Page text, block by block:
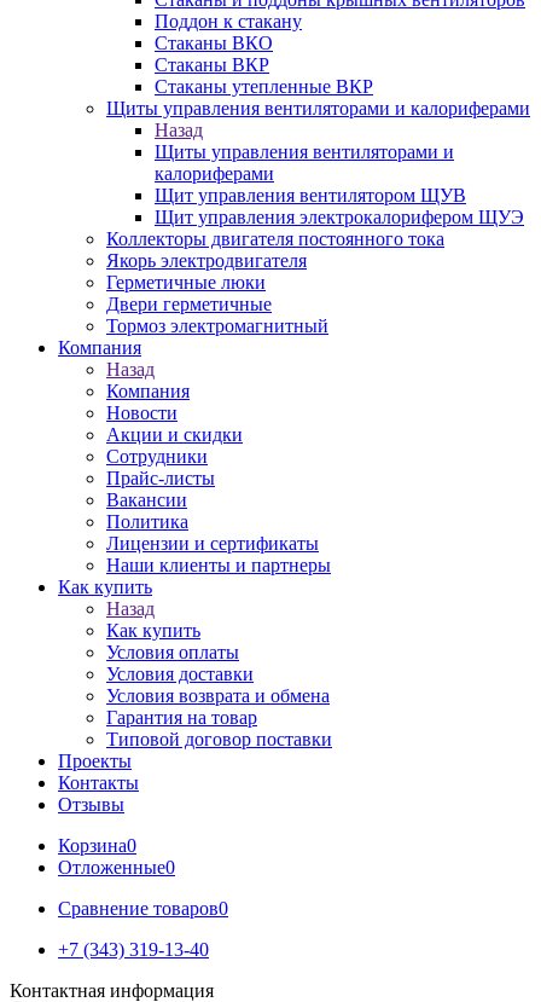
Поддон к стакану
Стаканы ВКО
Стаканы ВКР
Стаканы утепленные ВКР
Щиты управления вентиляторами и калориферами
Назад
Щиты управления вентиляторами и
калориферами
Щит управления вентилятором ЩУВ
Щит управления электрокалорифером ЩУЭ
Коллекторы двигателя постоянного тока
Якорь электродвигателя
Герметичные люки
Двери герметичные
Тормоз электромагнитный
Компания
Назад
Компания
Новости
Акции и скидки
Сотрудники
Прайс-листы
Вакансии
Политика
Лицензии и сертификаты
Наши клиенты и партнеры
Как купить
Назад
Как купить
Условия оплаты
Условия доставки
Условия возврата и обмена
Гарантия на товар
Типовой договор поставки
Проекты
Контакты
Отзывы
Корзина0
Отложенные0
Сравнение товаров0
+7 (343) 319-13-40
Контактная информация